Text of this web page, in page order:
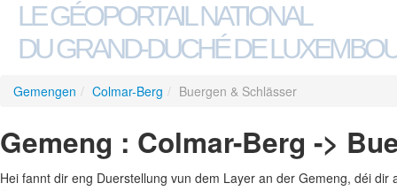
LE GÉOPORTAIL NATIONAL
DU GRAND-DUCHÉ DE
Gemengen / Colmar-Berg / Buergen & Schlässer
Gemeng : Colmar-Berg ->
Hei fannt dir eng Duerstellung vun dem Layer an der Gemeng, déi